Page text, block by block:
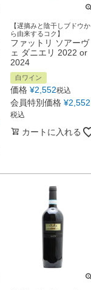
【遅摘みと陰干しブドウか
ら由来するコク】
ファットリ ソアーヴ
ェ ダニエリ 2022 or
2024
白ワイン
価格 ¥2,552税込
会員特別価格 ¥2,552
税込
カートに入れる